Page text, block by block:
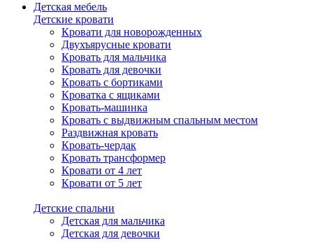
Детская мебель
Детские кровати
Кровати для новорожденных
Двухъярусные кровати
Кровать для мальчика
Кровать для девочки
Кровать с бортиками
Кроватка с ящиками
Кровать-машинка
Кровать с выдвижным спальным местом
Раздвижная кровать
Кровать-чердак
Кровать трансформер
Кровати от 4 лет
Кровати от 5 лет
Детские спальни
Детская для мальчика
Детская для девочки